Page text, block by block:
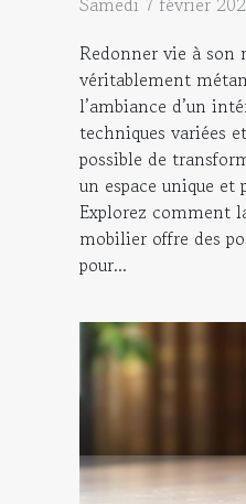
Redonner vie à son
véritablement
l’ambiance d’un
techniques variées
possible de
un espace unique et
Explorez comment
mobilier offre des
pour...